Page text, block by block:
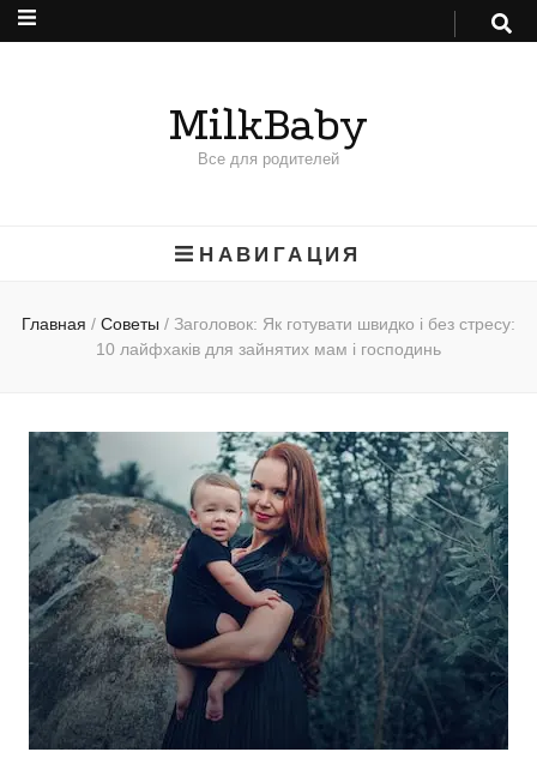
MilkBaby
Все для родителей
НАВИГАЦИЯ
Главная / Советы / Заголовок: Як готувати швидко і без стресу:
10 лайфхаків для зайнятих мам і господинь